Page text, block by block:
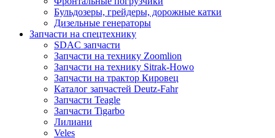
Бульдозеры, грейдеры, дорожные катки
Дизельные генераторы
Запчасти на спецтехнику
SDAC запчасти
Запчасти на технику Zoomlion
Запчасти на технику Sitrak-Howo
Запчасти на трактор Кировец
Каталог запчастей Deutz-Fahr
Запчасти Teagle
Запчасти Tigarbo
Лилиани
Veles